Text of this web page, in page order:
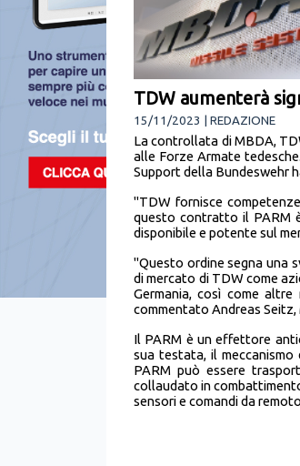
TDW aumenterà
15/11/2023 | REDAZIONE
La controllata di MBDA,
alle Forze Armate
Support della Bundeswehr
"TDW fornisce
questo contratto il PARM
disponibile e potente sul
"Questo ordine segna una
di mercato di TDW come
Germania, così come
commentato Andreas
Il PARM è un effettore
sua testata, il
PARM può essere
collaudato in
sensori e comandi da